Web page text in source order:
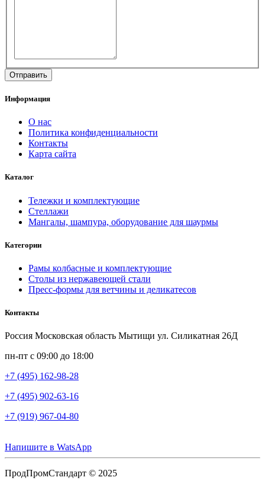
Информация
О нас
Политика конфиденциальности
Контакты
Карта сайта
Каталог
Тележки и комплектующие
Стеллажи
Мангалы, шампура, оборудование для шаурмы
Категории
Рамы колбасные и комплектующие
Столы из нержавеющей стали
Пресс-формы для ветчины и деликатесов
Контакты
Россия Московская область Мытищи ул. Силикатная 26Д
пн-пт с 09:00 до 18:00
+7 (495) 162-98-28
+7 (495) 902-63-16
+7 (919) 967-04-80
Напишите в WatsApp
ПродПромСтандарт © 2025